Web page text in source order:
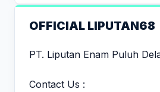
OFFICIAL LIPUTAN68
PT. Liputan Enam Puluh
Contact Us :